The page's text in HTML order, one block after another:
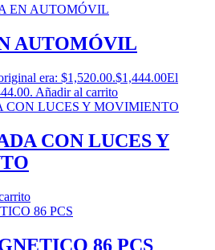
AUTOMÓVIL
era: $1,520.00.$1,444.00El
Añadir al carrito
CON LUCES Y
86 PCS